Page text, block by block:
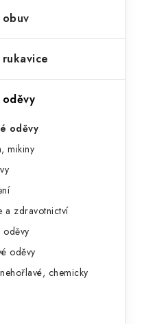
oděvy
mikiny
a zdravotnictví
oděvy
oděvy
chemicky